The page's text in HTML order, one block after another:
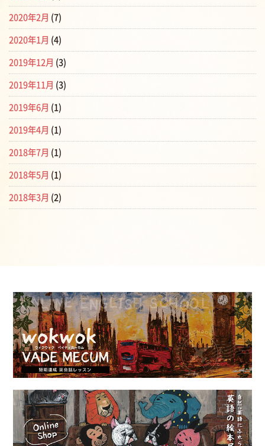
2020年2月 (7)
2020年1月 (4)
2019年12月 (3)
2019年11月 (3)
2019年6月 (1)
2019年4月 (1)
2018年7月 (1)
2018年5月 (1)
2018年3月 (2)